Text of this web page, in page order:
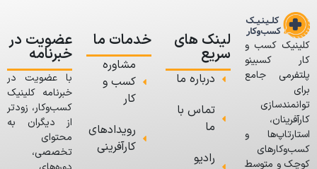
کلینیک کسب و
کار کسبینو
پلتفرمی جامع
برای
توانمندسازی
کارآفرینان،
استارتاپ‌ها و
کسب‌وکارهای
کوچک و متوسط
لینک های
سریع
درباره ما
تماس با
ما
رادیو
خدمات ما
مشاوره
کسب و
کار
رویدادهای
کارآفرینی
عضویت در
خبرنامه
با عضویت در
خبرنامه کلینیک
کسب‌وکار، زودتر
از دیگران به
محتوای
تخصصی،